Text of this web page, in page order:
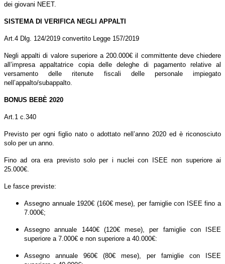
dei giovani NEET.
SISTEMA DI VERIFICA NEGLI APPALTI
Art.4 Dlg. 124/2019 convertito Legge 157/2019
Negli appalti di valore superiore a 200.000€ il committente deve chiedere
all’impresa appaltatrice copia delle deleghe di pagamento relative al
versamento delle ritenute fiscali delle personale impiegato
nell’appalto/subappalto.
BONUS BEBÈ 2020
Art.1 c.340
Previsto per ogni figlio nato o adottato nell’anno 2020 ed è riconosciuto
solo per un anno.
Fino ad ora era previsto solo per i nuclei con ISEE non superiore ai
25.000€.
Le fasce previste:
Assegno annuale 1920€ (160€ mese), per famiglie con ISEE fino a
7.000€;
Assegno annuale 1440€ (120€ mese), per famiglie con ISEE
superiore a 7.000€ e non superiore a 40.000€:
Assegno annuale 960€ (80€ mese), per famiglie con ISEE